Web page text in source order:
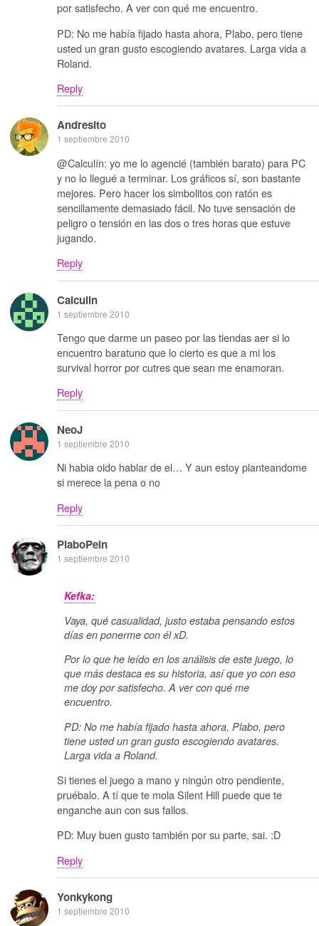
por satisfecho. A ver con qué me encuentro.
PD: No me había fijado hasta ahora, Plabo, pero tiene
usted un gran gusto escogiendo avatares. Larga vida a
Roland.
Reply
Andresito
1 septiembre 2010
@Calculín: yo me lo agencié (también barato) para PC
y no lo llegué a terminar. Los gráficos sí, son bastante
mejores. Pero hacer los simbolitos con ratón es
sencillamente demasiado fácil. No tuve sensación de
peligro o tensión en las dos o tres horas que estuve
jugando.
Reply
Calculin
1 septiembre 2010
Tengo que darme un paseo por las tiendas aer si lo
encuentro baratuno que lo cierto es que a mi los
survival horror por cutres que sean me enamoran.
Reply
NeoJ
1 septiembre 2010
Ni habia oido hablar de el… Y aun estoy planteandome
si merece la pena o no
Reply
PlaboPein
1 septiembre 2010
Kefka:
Vaya, qué casualidad, justo estaba pensando estos
días en ponerme con él xD.
Por lo que he leído en los análisis de este juego, lo
que más destaca es su historia, así que yo con eso
me doy por satisfecho. A ver con qué me
encuentro.
PD: No me había fijado hasta ahora, Plabo, pero
tiene usted un gran gusto escogiendo avatares.
Larga vida a Roland.
Si tienes el juego a mano y ningún otro pendiente,
pruébalo. A tí que te mola Silent Hill puede que te
enganche aun con sus fallos.
PD: Muy buen gusto también por su parte, sai. :D
Reply
Yonkykong
1 septiembre 2010